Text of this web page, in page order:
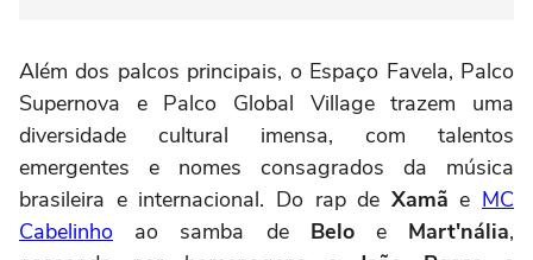
Além dos palcos principais, o Espaço Favela, Palco
Supernova e Palco Global Village trazem uma
diversidade cultural imensa, com talentos
emergentes e nomes consagrados da música
brasileira e internacional. Do rap de Xamã e MC
Cabelinho ao samba de Beloe Mart'nália,